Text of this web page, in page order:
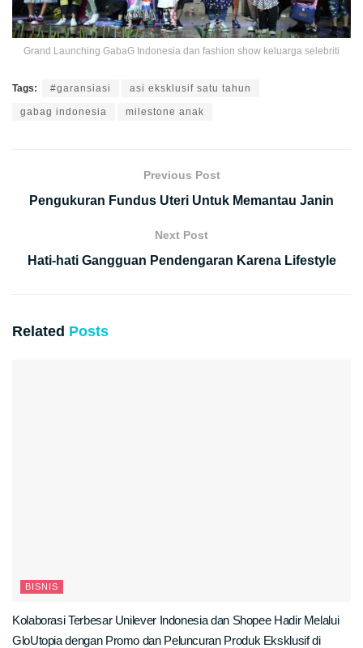
Grand Launching GabaG Indonesia dan fashion show keluarga selebriti
Tags: #garansiasi asi eksklusif satu tahun
gabag indonesia milestone anak
Previous Post
Pengukuran Fundus Uteri Untuk Memantau Janin
Next Post
Hati-hati Gangguan Pendengaran Karena Lifestyle
Related Posts
BISNIS
Kolaborasi Terbesar Unilever Indonesia dan Shopee Hadir Melalui
GloUtopia dengan Promo dan Peluncuran Produk Eksklusif di